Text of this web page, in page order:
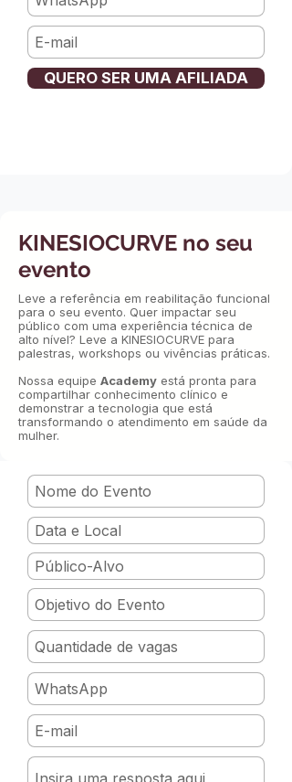
QUERO SER UMA AFILIADA
KINESIOCURVE no seu
evento
Leve a referência em reabilitação funcional
para o seu evento. Quer impactar seu
público com uma experiência técnica de
alto nível? Leve a KINESIOCURVE para
palestras, workshops ou vivências práticas.
Nossa equipe Academy está pronta para
compartilhar conhecimento clínico e
demonstrar a tecnologia que está
transformando o atendimento em saúde da
mulher.